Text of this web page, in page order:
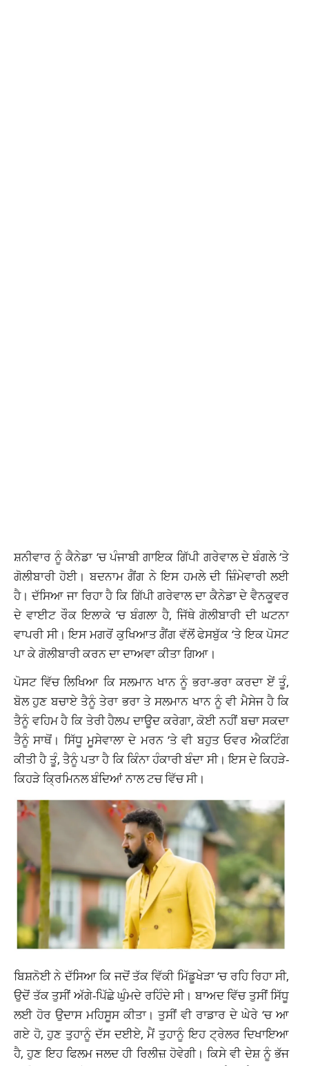
ਸ਼ਨੀਵਾਰ ਨੂੰ ਕੈਨੇਡਾ ‘ਚ ਪੰਜਾਬੀ ਗਾਇਕ ਗਿੱਪੀ ਗਰੇਵਾਲ ਦੇ ਬੰਗਲੇ ‘ਤੇ
ਗੋਲੀਬਾਰੀ ਹੋਈ। ਬਦਨਾਮ ਗੈਂਗ ਨੇ ਇਸ ਹਮਲੇ ਦੀ ਜ਼ਿੰਮੇਵਾਰੀ ਲਈ
ਹੈ। ਦੱਸਿਆ ਜਾ ਰਿਹਾ ਹੈ ਕਿ ਗਿੱਪੀ ਗਰੇਵਾਲ ਦਾ ਕੈਨੇਡਾ ਦੇ ਵੈਨਕੂਵਰ
ਦੇ ਵਾਈਟ ਰੌਕ ਇਲਾਕੇ ‘ਚ ਬੰਗਲਾ ਹੈ, ਜਿੱਥੇ ਗੋਲੀਬਾਰੀ ਦੀ ਘਟਨਾ
ਵਾਪਰੀ ਸੀ। ਇਸ ਮਗਰੋਂ ਕੁਖਿਆਤ ਗੈਂਗ ਵੱਲੋਂ ਫੇਸਬੁੱਕ ‘ਤੇ ਇਕ ਪੋਸਟ
ਪਾ ਕੇ ਗੋਲੀਬਾਰੀ ਕਰਨ ਦਾ ਦਾਅਵਾ ਕੀਤਾ ਗਿਆ।
ਪੋਸਟ ਵਿੱਚ ਲਿਖਿਆ ਕਿ ਸਲਮਾਨ ਖਾਨ ਨੂੰ ਭਰਾ-ਭਰਾ ਕਰਦਾ ਏਂ ਤੂੰ,
ਬੋਲ ਹੁਣ ਬਚਾਏ ਤੈਨੂੰ ਤੇਰਾ ਭਰਾ ਤੇ ਸਲਮਾਨ ਖਾਨ ਨੂੰ ਵੀ ਮੈਸੇਜ ਹੈ ਕਿ
ਤੈਨੂੰ ਵਹਿਮ ਹੈ ਕਿ ਤੇਰੀ ਹੈਲਪ ਦਾਊਦ ਕਰੇਗਾ, ਕੋਈ ਨਹੀਂ ਬਚਾ ਸਕਦਾ
ਤੈਨੂੰ ਸਾਥੋਂ। ਸਿੱਧੂ ਮੂਸੇਵਾਲਾ ਦੇ ਮਰਨ ‘ਤੇ ਵੀ ਬਹੁਤ ਓਵਰ ਐਕਟਿੰਗ
ਕੀਤੀ ਹੈ ਤੂੰ, ਤੈਨੂੰ ਪਤਾ ਹੈ ਕਿ ਕਿੰਨਾ ਹੰਕਾਰੀ ਬੰਦਾ ਸੀ। ਇਸ ਦੇ ਕਿਹੜੇ-
ਕਿਹੜੇ ਕ੍ਰਿਮਿਨਲ ਬੰਦਿਆਂ ਨਾਲ ਟਚ ਵਿੱਚ ਸੀ।
ਬਿਸ਼ਨੋਈ ਨੇ ਦੱਸਿਆ ਕਿ ਜਦੋਂ ਤੱਕ ਵਿੱਕੀ ਮਿੱਡੂਖੇੜਾ ‘ਚ ਰਹਿ ਰਿਹਾ ਸੀ,
ਉਦੋਂ ਤੱਕ ਤੁਸੀਂ ਅੱਗੇ-ਪਿੱਛੇ ਘੁੰਮਦੇ ਰਹਿੰਦੇ ਸੀ। ਬਾਅਦ ਵਿੱਚ ਤੁਸੀਂ ਸਿੱਧੂ
ਲਈ ਹੋਰ ਉਦਾਸ ਮਹਿਸੂਸ ਕੀਤਾ। ਤੁਸੀਂ ਵੀ ਰਾਡਾਰ ਦੇ ਘੇਰੇ ‘ਚ ਆ
ਗਏ ਹੋ, ਹੁਣ ਤੁਹਾਨੂੰ ਦੱਸ ਦਈਏ, ਮੈਂ ਤੁਹਾਨੂੰ ਇਹ ਟ੍ਰੇਲਰ ਦਿਖਾਇਆ
ਹੈ, ਹੁਣ ਇਹ ਫਿਲਮ ਜਲਦ ਹੀ ਰਿਲੀਜ਼ ਹੋਵੇਗੀ। ਕਿਸੇ ਵੀ ਦੇਸ਼ ਨੂੰ ਭੱਜ